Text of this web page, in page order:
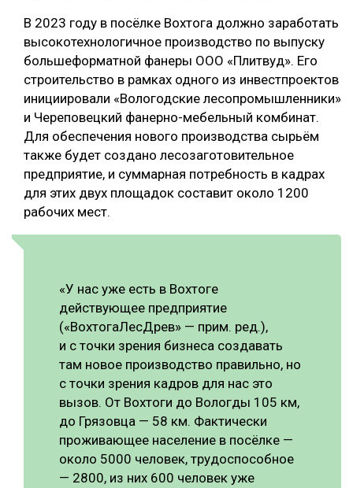
В 2023 году в посёлке Вохтога должно заработать
высокотехнологичное производство по выпуску
большеформатной фанеры ООО «Плитвуд». Его
строительство в рамках одного из инвестпроектов
инициировали «Вологодские лесопромышленники»
и Череповецкий фанерно-мебельный комбинат.
Для обеспечения нового производства сырьём
также будет создано лесозаготовительное
предприятие, и суммарная потребность в кадрах
для этих двух площадок составит около 1200
рабочих мест.
«У нас уже есть в Вохтоге
действующее предприятие
(«ВохтогаЛесДрев» — прим. ред.),
и с точки зрения бизнеса создавать
там новое производство правильно, но
с точки зрения кадров для нас это
вызов. От Вохтоги до Вологды 105 км,
до Грязовца — 58 км. Фактически
проживающее население в посёлке —
около 5000 человек, трудоспособное
— 2800, из них 600 человек уже